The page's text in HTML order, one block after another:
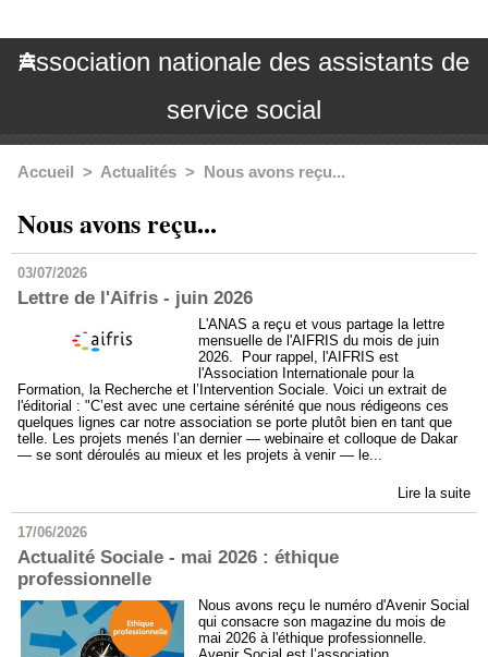
Association nationale des assistants de
service social
Accueil > Actualités > Nous avons reçu...
Nous avons reçu...
03/07/2026
Lettre de l'Aifris - juin 2026
L'ANAS a reçu et vous partage la lettre
mensuelle de l'AIFRIS du mois de juin
2026. Pour rappel, l'AIFRIS est
l'Association Internationale pour la
Formation, la Recherche et l’Intervention Sociale. Voici un extrait de
l'éditorial : "C’est avec une certaine sérénité que nous rédigeons ces
quelques lignes car notre association se porte plutôt bien en tant que
telle. Les projets menés l’an dernier — webinaire et colloque de Dakar
— se sont déroulés au mieux et les projets à venir — le...
Lire la suite
17/06/2026
Actualité Sociale - mai 2026 : éthique
professionnelle
Nous avons reçu le numéro d'Avenir Social
qui consacre son magazine du mois de
mai 2026 à l'éthique professionnelle.